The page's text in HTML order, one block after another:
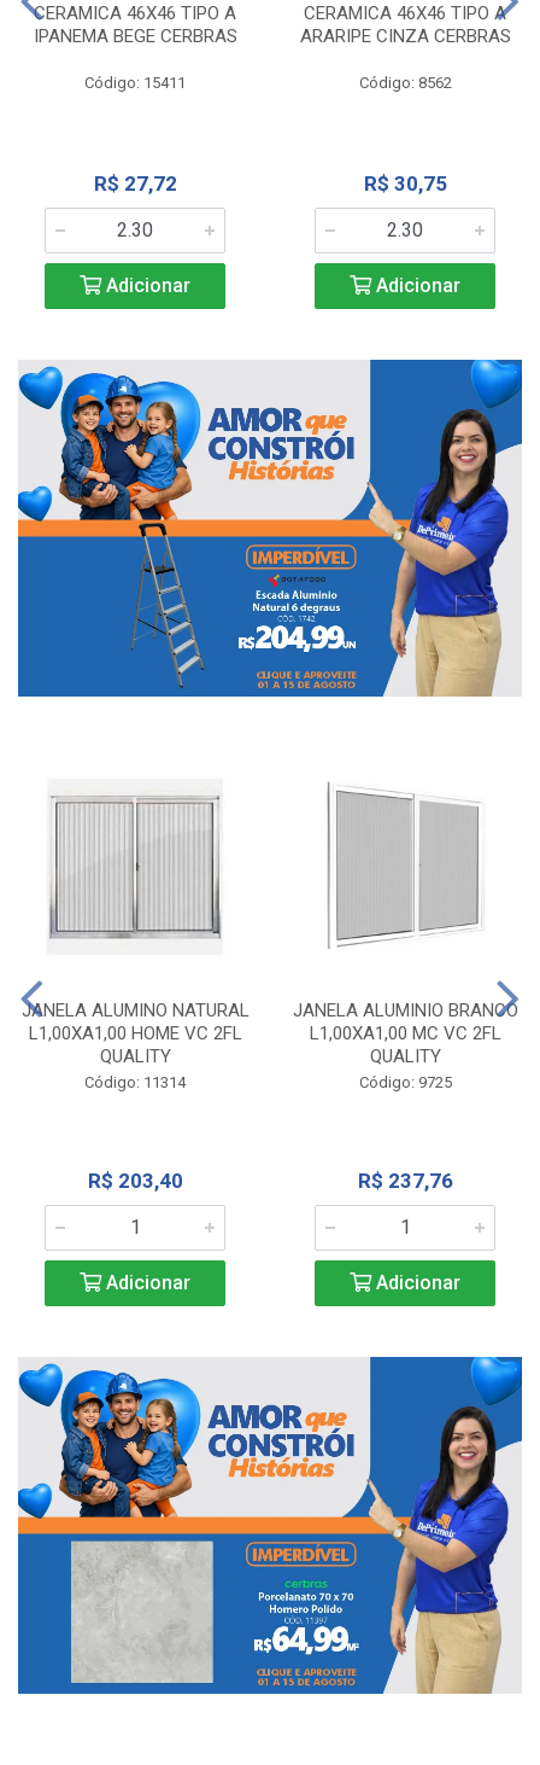
CERAMICA 46X46 TIPO A
IPANEMA BEGE CERBRAS
Código: 15411
R$ 27,72
Adicionar
CERAMICA 46X46 TIPO A
ARARIPE CINZA CERBRAS
Código: 8562
R$ 30,75
Adicionar
JANELA ALUMINO NATURAL
L1,00XA1,00 HOME VC 2FL
QUALITY
Código: 11314
R$ 203,40
Adicionar
JANELA ALUMINIO BRANCO
L1,00XA1,00 MC VC 2FL
QUALITY
Código: 9725
R$ 237,76
Adicionar